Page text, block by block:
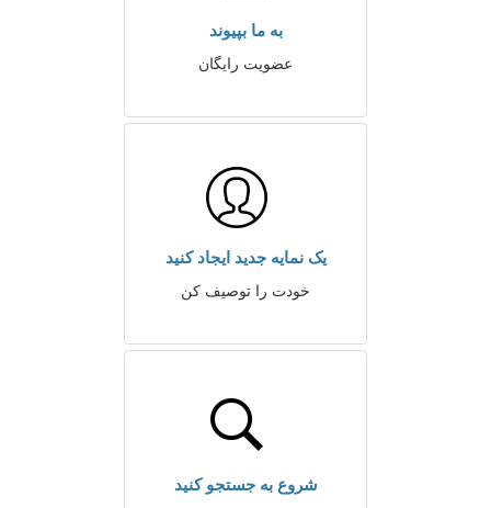
به ما بپیوند
عضویت رایگان
یک نمایه جدید ایجاد کنید
خودت را توصیف کن
شروع به جستجو کنید